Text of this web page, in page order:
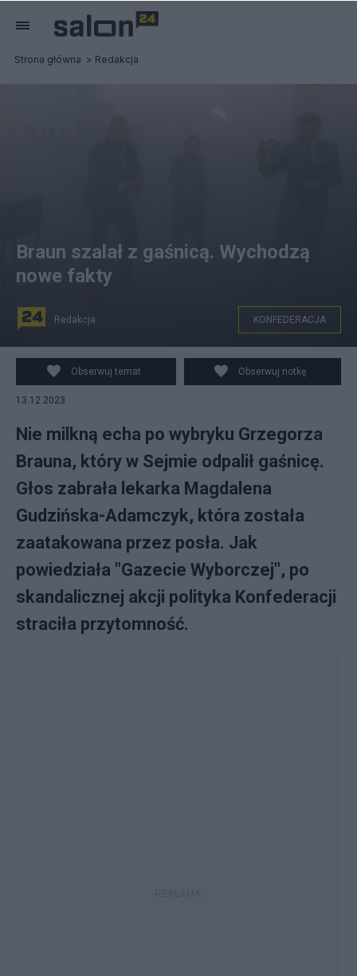
Strona główna Redakcja
Poseł Braun odpalił gaśnicę. Fot. PAP/Marcin Obara
Braun szalał z gaśnicą. Wychodzą
nowe fakty
Redakcja KONFEDERACJA
Obserwuj temat Obserwuj notkę
13.12.2023
Nie milkną echa po wybryku Grzegorza
Brauna, który w Sejmie odpalił gaśnicę.
Głos zabrała lekarka Magdalena
Gudzińska-Adamczyk, która została
zaatakowana przez posła. Jak
powiedziała "Gazecie Wyborczej", po
skandalicznej akcji polityka Konfederacji
straciła przytomność.